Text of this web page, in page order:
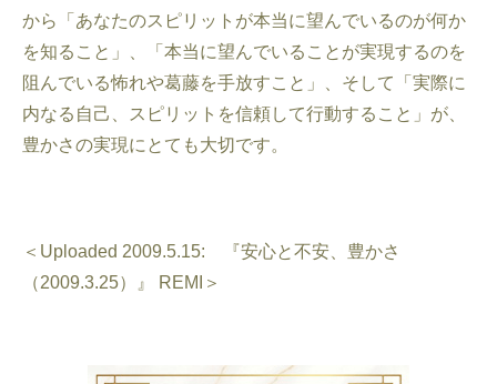
から「あなたのスピリットが本当に望んでいるのが何か
を知ること」、「本当に望んでいることが実現するのを
阻んでいる怖れや葛藤を手放すこと」、そして「実際に
内なる自己、スピリットを信頼して行動すること」が、
豊かさの実現にとても大切です。
＜Uploaded 2009.5.15: 『安心と不安、豊かさ
（2009.3.25）』 REMI＞